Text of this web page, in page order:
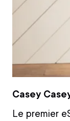
Casey
Le premier